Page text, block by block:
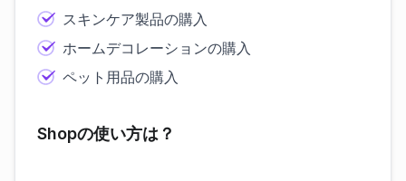
スキンケア製品の購入
ホームデコレーションの購入
ペット用品の購入
Shopの使い方は？